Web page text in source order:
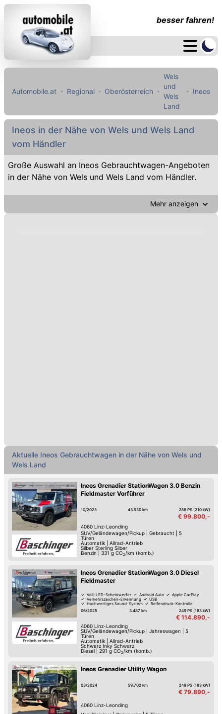
besser fahren!
Automobile.at Regional Oberösterreich
Wels
und
Wels
Land
Ineos
Ineos in der Nähe von Wels und Wels Land
vom Händler
Große Auswahl an Ineos Gebrauchtwagen-Angeboten
in der Nähe von Wels und Wels Land vom Händler.
Mehr anzeigen
Aktuelle Ineos Gebrauchtwagen in der Nähe von Wels und
Wels Land
Ineos Grenadier StationWagon 3.0 Benzin
Fieldmaster Vorführer
10/2023 43.930 km 286 PS (210 kW)
€ 99.800,-
4060 Linz-Leonding
SUV/Geländewagen/Pickup| Gebraucht
5
Türen
Automatik| Allrad-Antrieb
Silber Sterling Silber
Benzin
331 g CO2 /km (komb.)
Ineos Grenadier StationWagon 3.0 Diesel
Fieldmaster
Voll-LED-Scheinwerfer Android Auto
Apple CarPlay
Verkehrszeichen-Erkennung
USB
Hochwertiges Sound-System
Reifendruck-Kontrolle
06/2025 3.487 km 249 PS (183 kW)
€ 114.890,-
4060 Linz-Leonding
SUV/Geländewagen/Pickup| Jahreswagen
5
Türen
Automatik| Allrad-Antrieb
Schwarz Inky Schwarz
Diesel
291 g CO2 /km (komb.)
Ineos Grenadier Utility Wagon
03/2024 59.702 km 249 PS (183 kW)
€ 79.890,-
4060 Linz-Leonding